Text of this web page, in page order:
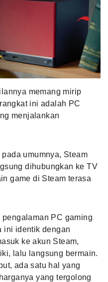
memang mirip
ini adalah PC
menjalankan
umumnya, Steam
dihubungkan ke TV
game di Steam terasa
PC gaming
ini identik dengan
ke akun Steam,
lalu langsung bermain.
ada satu hal yang
yang tergolong